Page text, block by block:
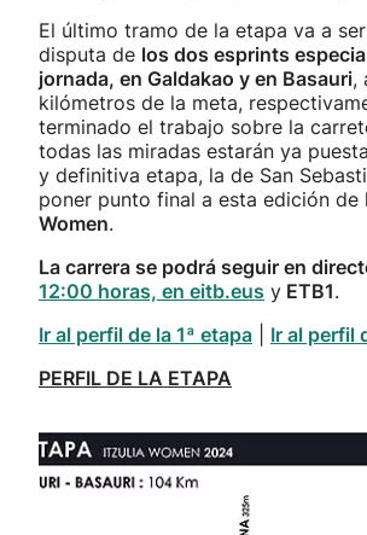
El último tramo de la etapa va a
disputa de los dos esprints
jornada, en Galdakao y en Basauri,
kilómetros de la meta,
terminado el trabajo sobre la
todas las miradas estarán ya
y definitiva etapa, la de San
poner punto final a esta edición de
Women.
La carrera se podrá seguir en
12:00 horas, en eitb.eus y ETB1.
Ir al perfil de la 1ª etapa
Ir al perfil
PERFIL DE LA ETAPA